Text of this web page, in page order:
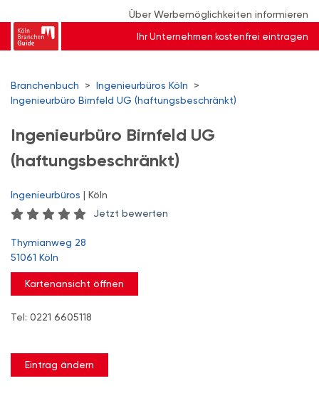
Über Werbemöglichkeiten informieren
Ihr Unternehmen kostenfrei eintragen
Branchenbuch > Ingenieurbüros Köln
>
Ingenieurbüro Birnfeld UG (haftungsbeschränkt)
Ingenieurbüro Birnfeld UG
(haftungsbeschränkt)
Ingenieurbüros | Köln
Jetzt bewerten
Thymianweg 28
51061 Köln
Kartenansicht öffnen
Tel: 0221 6605118
Eintrag ändern